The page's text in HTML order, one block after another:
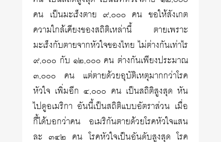
คน เป็นมะเร็งตาย ๙,๐๐๐ คน ขอให้สังเกต
ความใกล้เคียงของสถิติเหล่านี้ ตายเพราะ
มะเร็งกับตายจากหัวใจของไทย ไม่ต่างกันเท่าไร
๙,๐๐๐ กับ ๑๒,๐๐๐ คน ต่างกันเพียงประมาณ
๓,๐๐๐ คน แต่ตายด้วยอุบัติเหตุมากกว่าโรค
หัวใจ เพิ่มอีก ๔,๐๐๐ คน เป็นสถิติสูงสุด หัน
ไปดูอเมริกา อันนี้เป็นสถิติแบบอัตราส่วน เมื่อ
กี้ได้บอกว่าคน อเมริกันตายด้วยโรคหัวใจแสน
ละ ๓๔๒ คน โรคหัวใจเป็นอันดับสูงสุด โรค